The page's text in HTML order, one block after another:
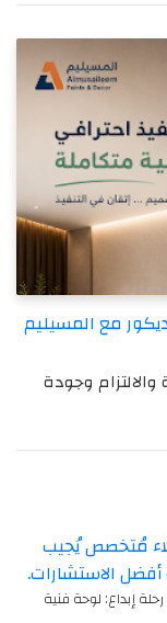
مع المسيليم
وجودة
مُتخصص يُجيب
الاستشارات.
إبداع: لوحة فنية